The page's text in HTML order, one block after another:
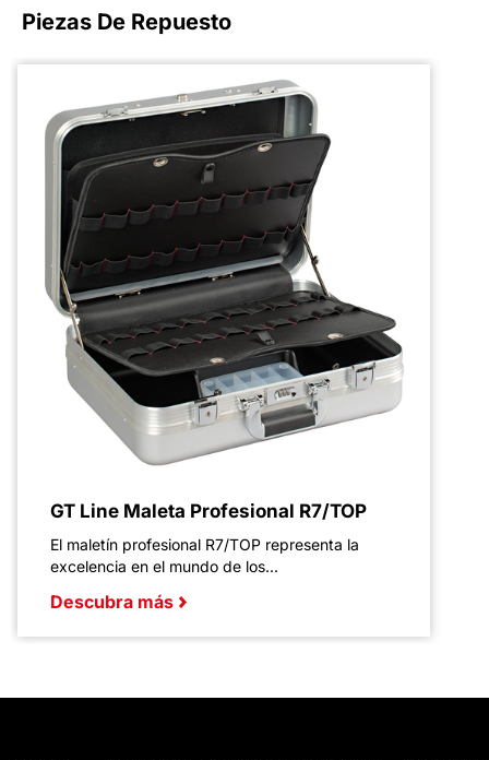
Piezas De Repuesto
GT Line Maleta Profesional R7/TOP
El maletín profesional R7/TOP representa la
excelencia en el mundo de los...
Descubra más